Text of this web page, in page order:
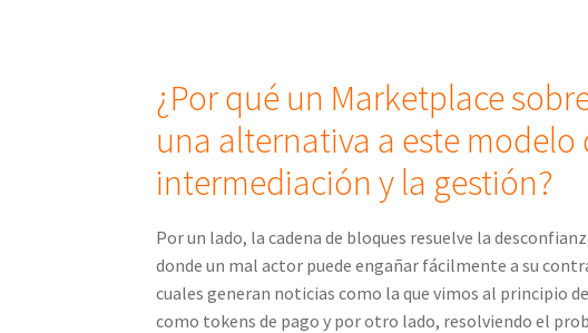
¿Por qué un Marketplace
una alternativa a este
intermediación y la gestión?
Por un lado, la cadena de bloques resuelve la
donde un mal actor puede engañar fácilmente a su
cuales generan noticias como la que vimos al principio
como tokens de pago y por otro lado, resolviendo el